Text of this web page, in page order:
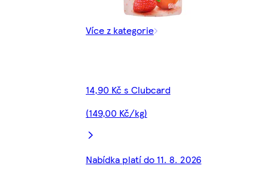
Více z kategorie
14,90 Kč s Clubcard
(149,00 Kč/kg)
Nabídka platí do 11. 8. 2026